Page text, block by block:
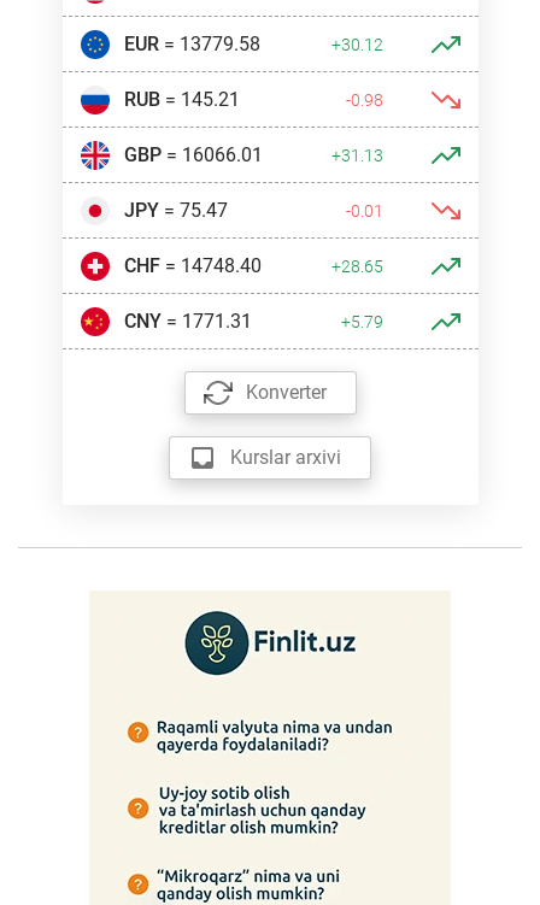
EUR= 13779.58 +30.12
RUB= 145.21 -0.98
GBP= 16066.01 +31.13
JPY= 75.47 -0.01
CHF= 14748.40 +28.65
CNY= 1771.31 +5.79
Konverter
Kurslar arxivi